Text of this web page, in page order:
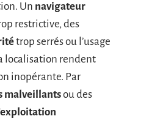
Un navigateur
restrictive, des
trop serrés ou l’usage
localisation rendent
inopérante. Par
malveillantsou des